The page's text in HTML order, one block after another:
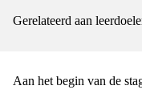
Gerelateerd aan
Aan het begin van de